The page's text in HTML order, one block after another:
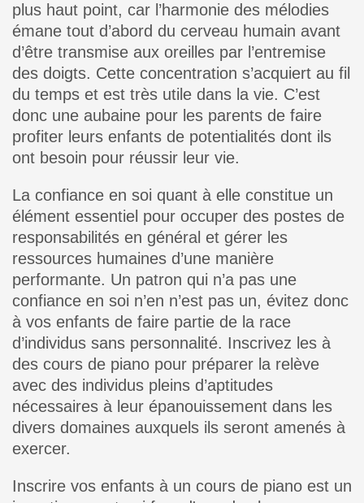
plus haut point, car l’harmonie des mélodies
émane tout d’abord du cerveau humain avant
d’être transmise aux oreilles par l’entremise
des doigts. Cette concentration s’acquiert au fil
du temps et est très utile dans la vie. C’est
donc une aubaine pour les parents de faire
profiter leurs enfants de potentialités dont ils
ont besoin pour réussir leur vie.
La confiance en soi quant à elle constitue un
élément essentiel pour occuper des postes de
responsabilités en général et gérer les
ressources humaines d’une manière
performante. Un patron qui n’a pas une
confiance en soi n’en n’est pas un, évitez donc
à vos enfants de faire partie de la race
d’individus sans personnalité. Inscrivez les à
des cours de piano pour préparer la relève
avec des individus pleins d’aptitudes
nécessaires à leur épanouissement dans les
divers domaines auxquels ils seront amenés à
exercer.
Inscrire vos enfants à un cours de piano est un